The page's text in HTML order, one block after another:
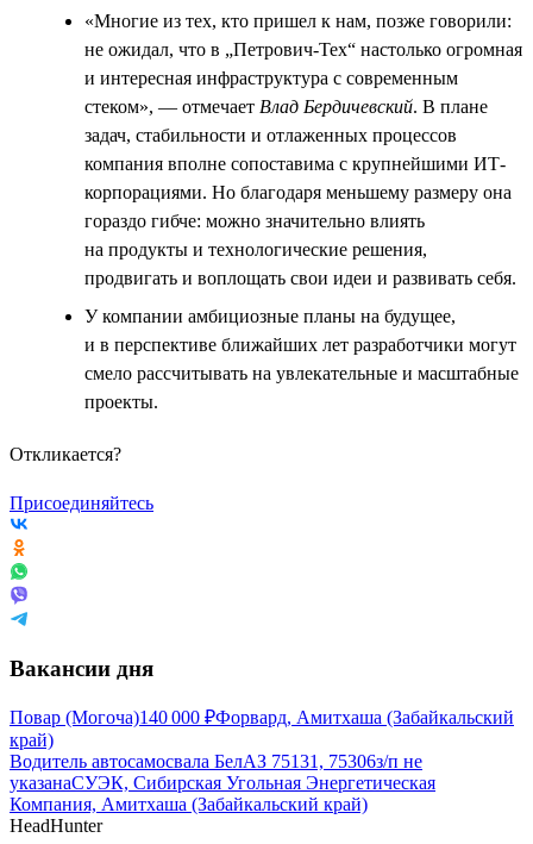
«Многие из тех, кто пришел к нам, позже говорили:
не ожидал, что в „Петрович-Тех“ настолько огромная
и интересная инфраструктура с современным
стеком», — отмечает Влад Бердичевский. В плане
задач, стабильности и отлаженных процессов
компания вполне сопоставима с крупнейшими ИТ-
корпорациями. Но благодаря меньшему размеру она
гораздо гибче: можно значительно влиять
на продукты и технологические решения,
продвигать и воплощать свои идеи и развивать себя.
У компании амбициозные планы на будущее,
и в перспективе ближайших лет разработчики могут
смело рассчитывать на увлекательные и масштабные
проекты.
Откликается?
Присоединяйтесь
Вакансии дня
Повар (Могоча)140 000 ₽Форвард, Амитхаша (Забайкальский
край)
Водитель автосамосвала БелАЗ 75131, 75306з/п не
указанаСУЭК, Сибирская Угольная Энергетическая
Компания, Амитхаша (Забайкальский край)
HeadHunter